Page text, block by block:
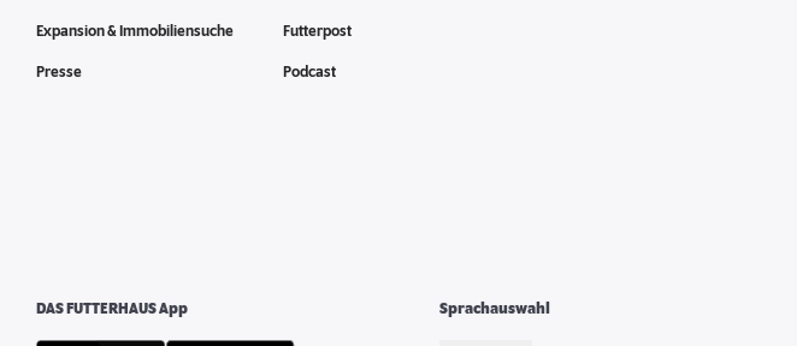
Expansion & Immobiliensuche
Presse
Futterpost
Podcast
DAS FUTTERHAUS App Sprachauswahl